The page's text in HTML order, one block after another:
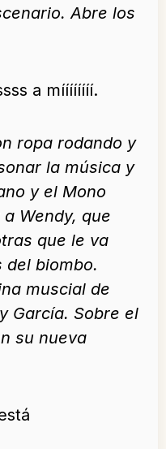
Abre los
a míííííííí.
ropa rodando y
la música y
y el Mono
Wendy, que
que le va
del biombo.
muscial de
García. Sobre el
su nueva